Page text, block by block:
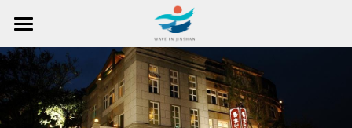
首頁
場域匯總